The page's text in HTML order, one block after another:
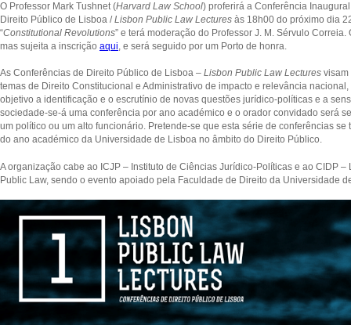
O Professor Mark Tushnet (Harvard Law School) proferirá a Conferência
Direito Público de Lisboa /Lisbon Public Law Lectures às 18h00 do próximo dia
“Constitutional Revolutions” e terá moderação do Professor J. M. Sérvulo
mas sujeita a inscrição aqui , e será seguido por um Porto de honra.
As Conferências de Direito Público de Lisboa – Lisbon Public Law Lectures visam
temas de Direito Constitucional e Administrativo de impacto e relevância
objetivo a identificação e o escrutínio de novas questões jurídico-políticas e a
sociedade-se-á uma conferência por ano académico e o orador convidado será
um político ou um alto funcionário. Pretende-se que esta série de conferências
do ano académico da Universidade de Lisboa no âmbito do Direito Público.
A organização cabe ao ICJP – Instituto de Ciências Jurídico-Políticas e ao CIDP
Public Law, sendo o evento apoiado pela Faculdade de Direito da Universidade